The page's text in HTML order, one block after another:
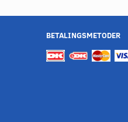
BETALINGSMETODER